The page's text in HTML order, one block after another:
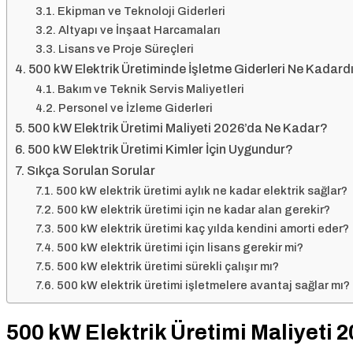
Ekipman ve Teknoloji Giderleri
Altyapı ve İnşaat Harcamaları
Lisans ve Proje Süreçleri
500 kW Elektrik Üretiminde İşletme Giderleri Ne
Bakım ve Teknik Servis Maliyetleri
Personel ve İzleme Giderleri
500 kW Elektrik Üretimi Maliyeti 2026’da Ne Kadar?
500 kW Elektrik Üretimi Kimler İçin Uygundur?
Sıkça Sorulan Sorular
500 kW elektrik üretimi aylık ne kadar elektrik sağlar?
500 kW elektrik üretimi için ne kadar alan gerekir?
500 kW elektrik üretimi kaç yılda kendini amorti eder?
500 kW elektrik üretimi için lisans gerekir mi?
500 kW elektrik üretimi sürekli çalışır mı?
500 kW elektrik üretimi işletmelere avantaj sağlar mı?
500 kW Elektrik Üretimi Maliyeti